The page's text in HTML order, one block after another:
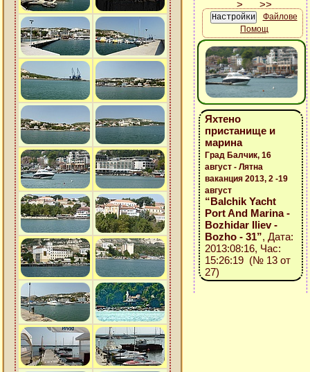
Файлове
Помощ
Яхтено
пристанище и
марина
Град Балчик, 16
август - Лятна
ваканция 2013, 2 -19
август
“Balchik Yacht
Port And Marina -
Bozhidar Iliev -
Bozho - 31”, Дата:
2013:08:16, Час:
15:26:19 (№ 13 от
27)